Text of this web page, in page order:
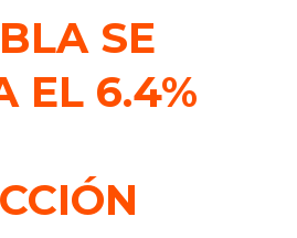
SE
EL 6.4%